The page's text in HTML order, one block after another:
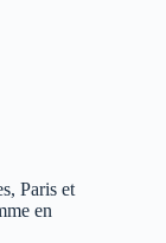
Paris et
en